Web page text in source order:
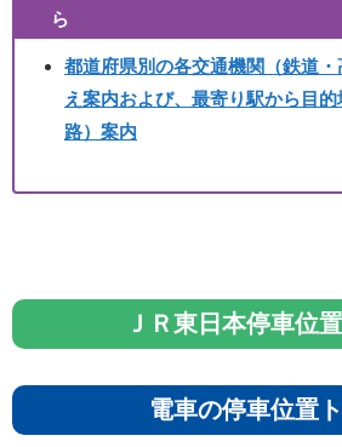
ら
都道府県別の各交通機関（鉄道
え案内および、最寄り駅から目
路）案内
ＪＲ東日本停車位
電車の停車位置